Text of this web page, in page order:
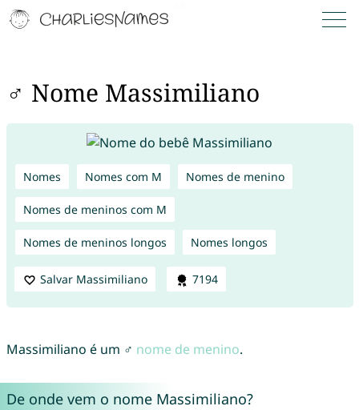
♂ Nome Massimiliano
Nomes Nomes com M Nomes de menino
Nomes de meninos com M
Nomes de meninos longos Nomes longos
Salvar Massimiliano 7194
Massimiliano é um ♂ nome de menino.
De onde vem o nome Massimiliano?